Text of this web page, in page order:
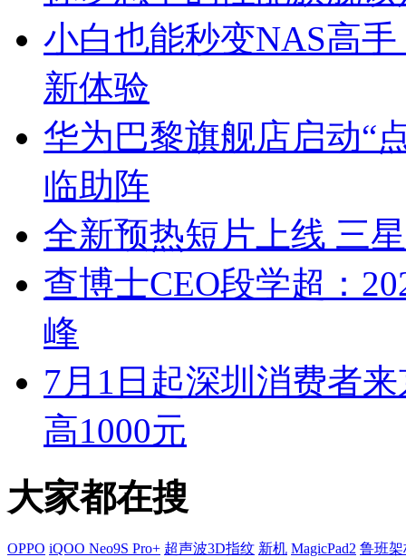
小白也能秒变NAS高
新体验
华为巴黎旗舰店启动“
临助阵
全新预热短片上线 三
查博士CEO段学超：
峰
7月1日起深圳消费者
高1000元
大家都在搜
OPPO iQOO Neo9S Pro+ 超声波3D指纹 新机 MagicPad2 鲁班架